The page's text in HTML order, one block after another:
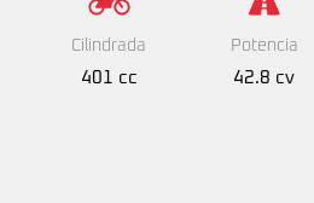
Cilindrada
401 cc
Potencia
42.8 cv